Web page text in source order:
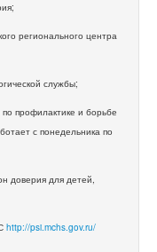
регионального центра
службы;
профилактике и борьбе
с понедельника по
доверия для детей,
http://psi.mchs.gov.ru/